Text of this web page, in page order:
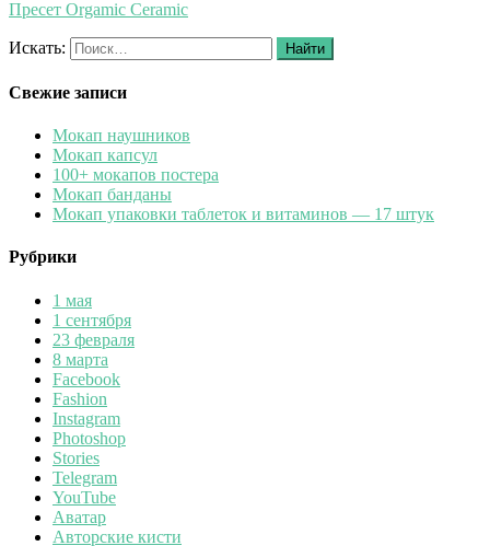
Пресет Orgamic Ceramic
Искать: Найти
Свежие записи
Мокап наушников
Мокап капсул
100+ мокапов постера
Мокап банданы
Мокап упаковки таблеток и витаминов — 17 штук
Рубрики
1 мая
1 сентября
23 февраля
8 марта
Facebook
Fashion
Instagram
Photoshop
Stories
Telegram
YouTube
Аватар
Авторские кисти